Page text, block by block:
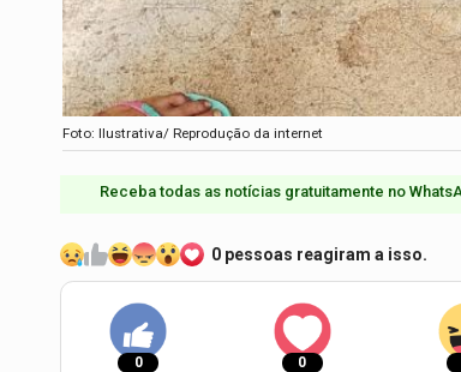
Foto: Ilustrativa/ Reprodução da internet
Receba todas as notícias gratuitamente no
0 pessoas reagiram a isso.
0 0